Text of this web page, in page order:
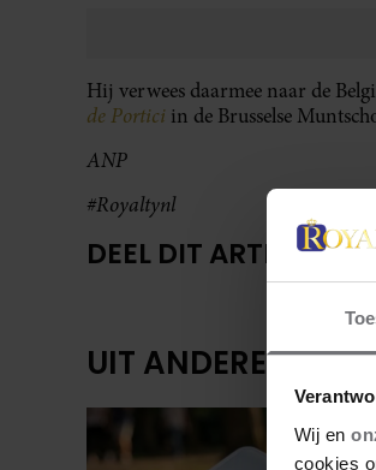
Wij en
cookies
Hij verwees daarmee naar de
de Portici in de Brusselse
ANP
#Royaltynl
DEEL DIT ARTIKEL OP
UIT ANDERE MEDIA